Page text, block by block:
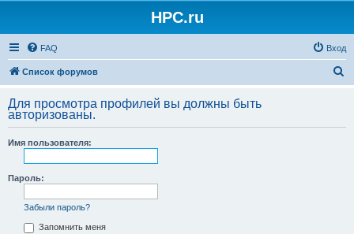
HPC.ru
FAQ Вход
Список форумов
с
Для просмотра профилей вы должны быть
авторизованы.
Имя пользователя:
Пароль:
Забыли пароль?
Запомнить меня